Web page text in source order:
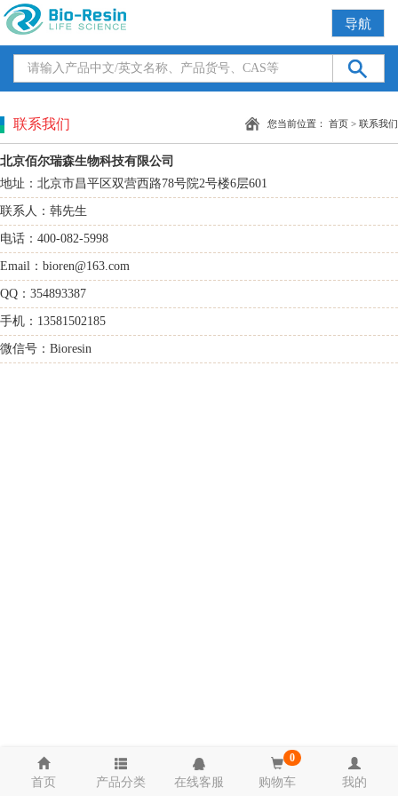
导航
联系我们 您当前位置： 首页 > 联系我们
北京佰尔瑞森生物科技有限公司
地址：北京市昌平区双营西路78号院2号楼6层601
联系人：韩先生
电话：400-082-5998
Email：bioren@163.com
QQ：354893387
手机：13581502185
微信号：Bioresin
首页 产品分类 在线客服
0
购物车 我的